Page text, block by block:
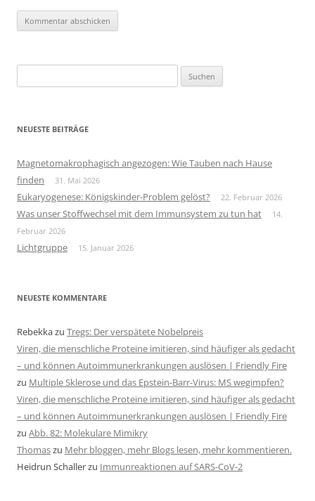
nach:
NEUESTE BEITRÄGE
Magnetomakrophagisch angezogen: Wie Tauben nach Hause
finden
31. Mai 2026
Eukaryogenese: Königskinder-Problem gelöst? 22. Februar 2026
Was unser Stoffwechsel mit dem Immunsystem zu tun hat
14.
Februar 2026
Lichtgruppe 15. Januar 2026
NEUESTE KOMMENTARE
Rebekkazu Tregs: Der verspätete Nobelpreis
Viren, die menschliche Proteine imitieren, sind häufiger als gedacht
– und können Autoimmunerkrankungen auslösen | Friendly Fire
zu Multiple Sklerose und das Epstein-Barr-Virus: MS wegimpfen?
Viren, die menschliche Proteine imitieren, sind häufiger als gedacht
– und können Autoimmunerkrankungen auslösen | Friendly Fire
zu Abb. 82: Molekulare Mimikry
Thomaszu Mehr bloggen, mehr Blogs lesen, mehr kommentieren.
Heidrun Schallerzu Immunreaktionen auf SARS-CoV-2